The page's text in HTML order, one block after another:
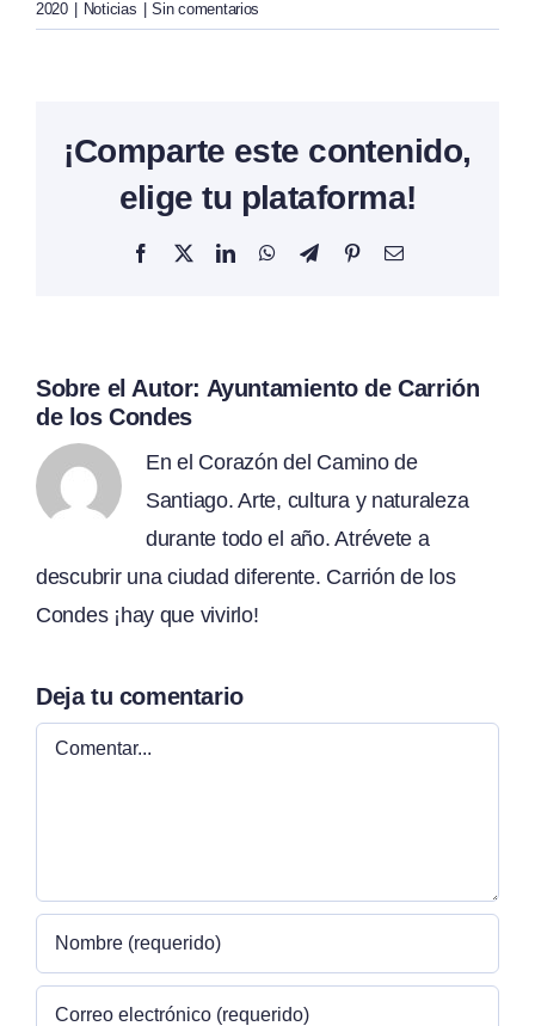
2020 | Noticias | Sin comentarios
¡Comparte este contenido,
elige tu plataforma!
Facebook
X LinkedInWhatsAppTelegramPinterestCorreo
Sobre el Autor: Ayuntamiento de Carrión
de los Condes
En el Corazón del Camino de
Santiago. Arte, cultura y naturaleza
durante todo el año. Atrévete a
descubrir una ciudad diferente. Carrión de los
Condes ¡hay que vivirlo!
Deja tu comentario
Comentar